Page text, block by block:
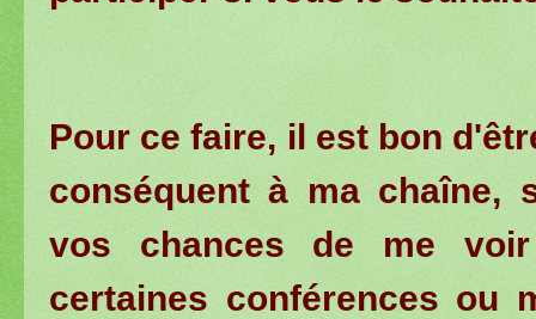
Pour ce faire, il est bon
conséquent à ma chaîne,
vos chances de me
certaines conférences ou